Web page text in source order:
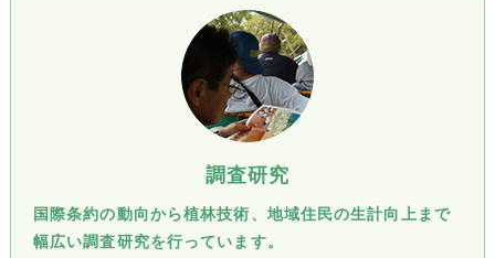
調査研究
国際条約の動向から植林技術、地域住民の生計向上まで
幅広い調査研究を行っています。